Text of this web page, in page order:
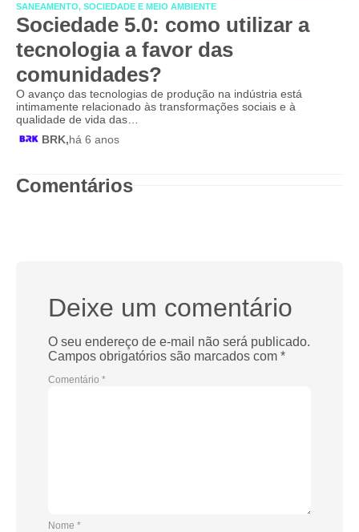
SANEAMENTO, SOCIEDADE E MEIO AMBIENTE
Sociedade 5.0: como utilizar a
tecnologia a favor das
comunidades?
O avanço das tecnologias de produção na indústria está
intimamente relacionado às transformações sociais e à
qualidade de vida das…
BRK,há 6 anos
Comentários
Deixe um comentário
O seu endereço de e-mail não será publicado.
Campos obrigatórios são marcados com *
Comentário *
Nome *